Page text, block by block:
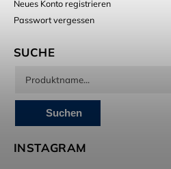
Neues Konto registrieren
Passwort vergessen
SUCHE
Suchen
INSTAGRAM